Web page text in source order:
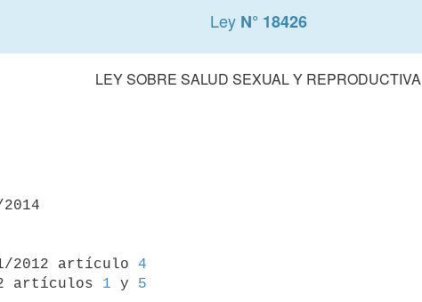
Ley N° 18426
LEY SOBRE SALUD SEXUAL Y REPRODUCTIVA
2012 artículo 4
artículos 1 y 5